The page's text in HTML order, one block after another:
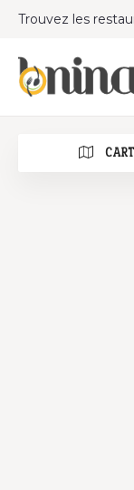
Trouvez les